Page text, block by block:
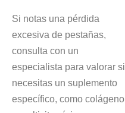
Si notas una pérdida
excesiva de pestañas,
consulta con un
especialista para valorar si
necesitas un suplemento
específico, como colágeno